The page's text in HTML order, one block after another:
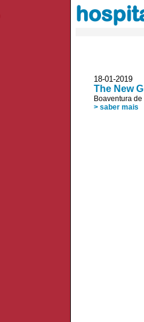
18-01-
The New
Boaventura
> saber mais